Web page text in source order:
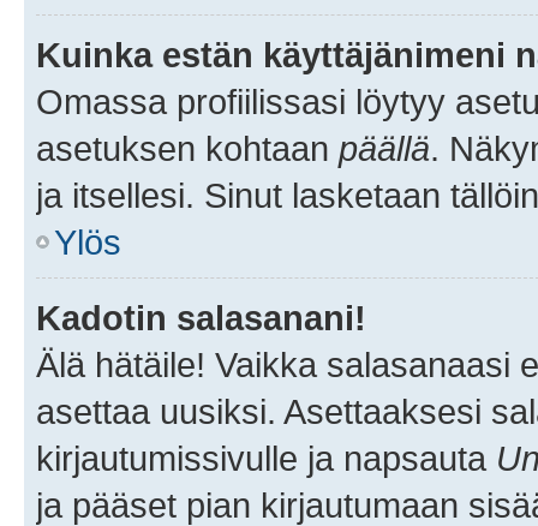
Kuinka estän käyttäjänimeni
Omassa profiilissasi löytyy
asetuksen kohtaan päällä.
ja itsellesi. Sinut lasketaan
Ylös
Kadotin salasanani!
Älä hätäile! Vaikka salasanaasi
asettaa uusiksi. Asettaaksesi
kirjautumissivulle ja napsauta
ja pääset pian kirjautumaan